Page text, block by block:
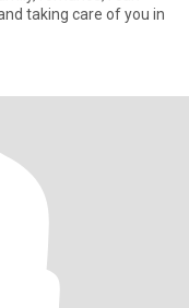
taking care of you in